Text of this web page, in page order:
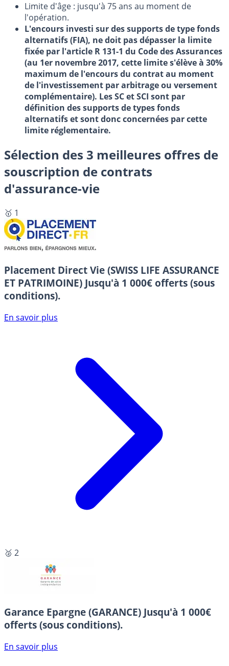
Limite d'âge : jusqu'à 75 ans au moment de
l'opération.
L'encours investi sur des supports de type fonds
alternatifs (FIA), ne doit pas dépasser la limite
fixée par l'article R 131-1 du Code des Assurances
(au 1er novembre 2017, cette limite s'élève à 30%
maximum de l'encours du contrat au moment
de l'investissement par arbitrage ou versement
complémentaire). Les SC et SCI sont par
définition des supports de types fonds
alternatifs et sont donc concernées par cette
limite réglementaire.
Sélection des 3 meilleures offres de
souscription de contrats
d'assurance-vie
🥇 1
Placement Direct Vie (SWISS LIFE ASSURANCE
ET PATRIMOINE) Jusqu'à 1 000€ offerts (sous
conditions).
En savoir plus
🥈 2
Garance Epargne (GARANCE) Jusqu'à 1 000€
offerts (sous conditions).
En savoir plus